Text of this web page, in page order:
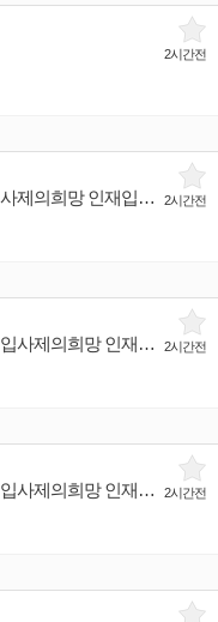
2시간전
2시간전
서울 전체 에서 의류 일자리를 찾고있는 입사제의희망 인재입니다.
2시간전
경기 화성시 에서 의류 일자리를 찾고있는 입사제의희망 인재입니다.
2시간전
부산 사하구 에서 의류 일자리를 찾고있는 입사제의희망 인재입니다.